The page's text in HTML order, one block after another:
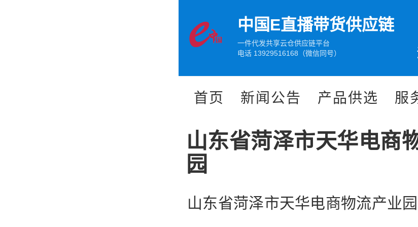
中国E直播带货供应链
一件代发共享云仓供应链平台
电话 13929516168（微信同号）
首页 新闻公告 产品供选 服
山东省菏泽市天华电商
园
山东省菏泽市天华电商物流产业园